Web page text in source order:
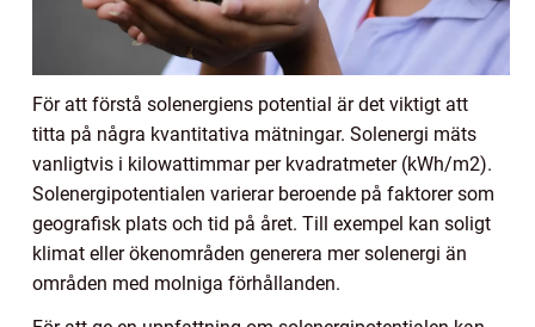
För att förstå solenergiens potential är det viktigt att
titta på några kvantitativa mätningar. Solenergi mäts
vanligtvis i kilowattimmar per kvadratmeter (kWh/m2).
Solenergipotentialen varierar beroende på faktorer som
geografisk plats och tid på året. Till exempel kan soligt
klimat eller ökenområden generera mer solenergi än
områden med molniga förhållanden.